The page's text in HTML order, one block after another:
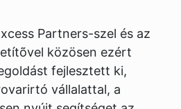
Partners-szel és az
közösen ezért
fejlesztett ki,
vállalattal, a